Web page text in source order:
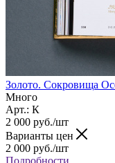
Золото. Сокровища
Много
Арт.: К
2 000 руб./шт
Варианты цен
2 000 руб./шт
Подробности